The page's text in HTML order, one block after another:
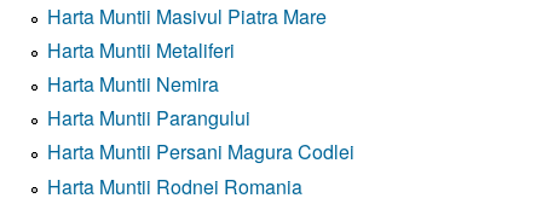
Harta Muntii Masivul Piatra Mare
Harta Muntii Metaliferi
Harta Muntii Nemira
Harta Muntii Parangului
Harta Muntii Persani Magura Codlei
Harta Muntii Rodnei Romania